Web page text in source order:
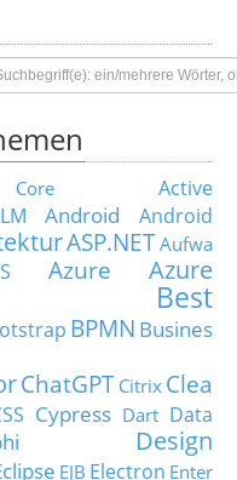
Active
Android
Android
ASP.NETAufwa
Azure
Azure
Best
BPMN Busines
ChatGPT Citrix Clea
Cypress Dart Data
Design
EJB Electron Enter